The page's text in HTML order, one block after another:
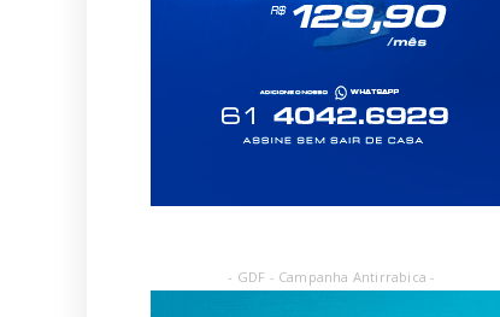
- GDF - Campanha Antirrabica -